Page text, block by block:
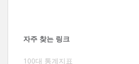
자주 찾는 링크
100대 통계지표